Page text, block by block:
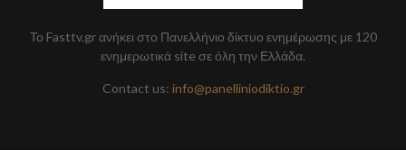
Το Fasttv.gr ανήκει στο Πανελλήνιο δίκτυο ενημέρωσης με 120
ενημερωτικά site σε όλη την Ελλάδα.
Contact us: info@panelliniodiktio.gr